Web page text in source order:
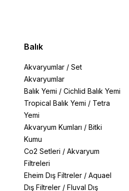
Balık
Akvaryumlar / Set
Akvaryumlar
Balık Yemi / Cichlid Balık Yemi
Tropical Balık Yemi / Tetra
Yemi
Akvaryum Kumları / Bitki
Kumu
Co2 Setleri / Akvaryum
Filtreleri
Eheim Dış Filtreler / Aquael
Dış Filtreler / Fluval Dış